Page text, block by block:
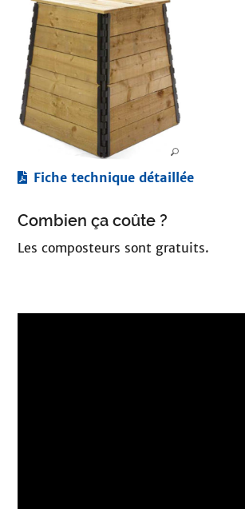
Fiche technique détaillée
Combien ça coûte ?
Les composteurs sont gratuits.